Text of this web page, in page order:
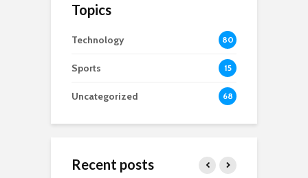
Topics
Technology 80
Sports 15
Uncategorized 68
Recent posts